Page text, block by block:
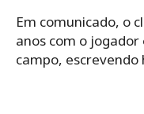
Em comunicado, o
anos com o
campo,